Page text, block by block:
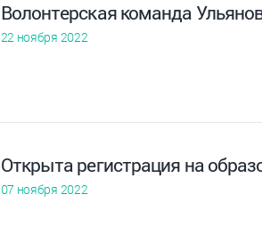
Волонтерская команда
22 ноября 2022
Открыта регистрация на
07 ноября 2022